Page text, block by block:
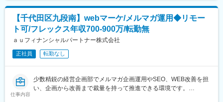
【千代田区九段南】webマーケ/メルマガ運用◆リモー
ト可/フレックス年収700-900万/転勤無
ａｕフィナンシャルパートナー株式会社
正社員 転勤なし
仕事内容
少数精鋭の経営企画部でメルマガ企画運用やSEO、WEB改善を担
い、企画から改善まで裁量を持って推進できる環境です。